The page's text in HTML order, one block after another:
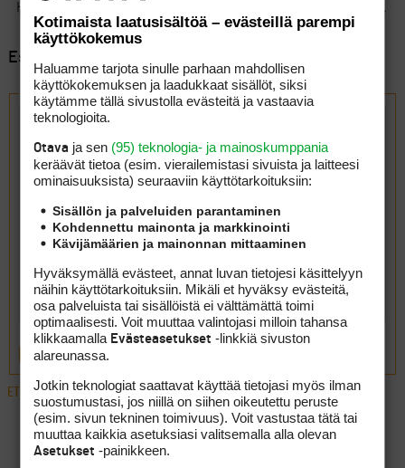
Kotimaista laatusisältöä – evästeillä parempi
käyttökokemus
Haluamme tarjota sinulle parhaan mahdollisen
käyttökokemuksen ja laadukkaat sisällöt, siksi
käytämme tällä sivustolla evästeitä ja vastaavia
teknologioita.
Otava ja sen (95) teknologia- ja mainoskumppania
keräävät tietoa (esim. vierailemis­tasi sivuista ja laitteesi
ominaisuuk­sista) seuraaviin käyttötarkoituksiin:
Sisällön ja palveluiden parantaminen
Kohdennettu mainonta ja markkinointi
Kävijämäärien ja mainonnan mittaaminen
Hyväksymällä evästeet, annat luvan tietojesi käsittelyyn
näihin käyttötarkoituksiin. Mikäli et hyväksy evästeitä,
osa palveluista tai sisällöistä ei välttämättä toimi
optimaalisesti. Voit muuttaa valintojasi milloin tahansa
klikkaamalla Evästeasetukset -linkkiä sivuston
alareunassa.
Jotkin teknologiat saattavat käyttää tietojasi myös ilman
suostumustasi, jos niillä on siihen oikeutettu peruste
(esim. sivun tekninen toimivuus). Voit vastustaa tätä tai
muuttaa kaikkia asetuksiasi valitsemalla alla olevan
Asetukset -painikkeen.
Haagan suutarin toimesta. Kohtuullinen hinta ja hyvä lopputulos.
Esillä 5 viestiä, 1 - 5 (kaikkiaan 5)
Vastaa aiheeseen: Uusi vetoketju bagiin
LÄHETÄ
ETUSIVU›FOORUMIT›VÄLINEET›UUSI VETOKETJU BAGIIN
LUO AIHE